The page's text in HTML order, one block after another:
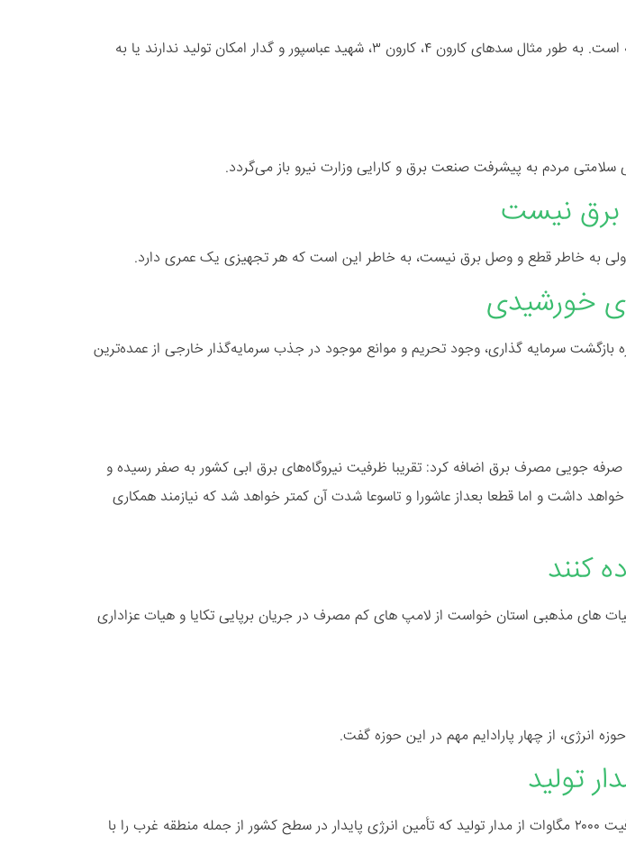
سخنگوی صنعت برق جنوب غرب کشور گفت: تراز آبی عمده سد‌های برق‌آبی کاهش یافته است. به طور مثال سد‌های کارون ۴، کارون ۳، شهید عباسپور و گدار امکان تولید ندارند یا به
مردم به پیشرفت صنعت برق و کارایی وزارت نیرو باز می‌گردد.
برق نیست
ولی به خاطر قطع و وصل برق نیست، به خاطر این است که هر تجهیزی یک عمری دارد.
خورشیدی
سرمایه گذاری، وجود تحریم و موانع موجود در جذب سرمایه‌گذار خارجی از عمده‌ترین
جویی مصرف برق اضافه کرد: تقریبا ظرفیت نیروگاه‌های برق ابی کشور به صفر رسیده و
خواهد داشت و اما قطعا بعداز عاشورا و تاسوعا شدت آن کمتر خواهد شد که نیازمند همکاری
کنند
های مذهبی استان خواست از لامپ های کم مصرف در جریان برپایی تکایا و هیات عزاداری
انرژی، از چهار پارادایم مهم در این حوزه گفت.
مدیرعامل شرکت برق منطقه‌ای غرب، از خروج تعدادی از نیروگاه‌های حرارتی کشور به ظرفیت ۲۰۰۰ مگاوات از مدار تولید که تأمین انرژی پایدار در سطح کشور از جمله منطقه غرب را با